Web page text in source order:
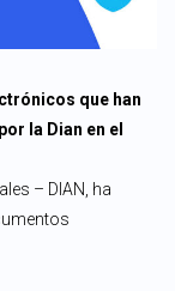
que han
la Dian en el
– DIAN, ha